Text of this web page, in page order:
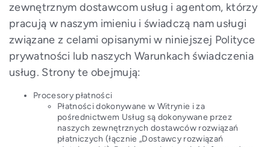
zewnętrznym dostawcom usług i agentom, którzy
pracują w naszym imieniu i świadczą nam usługi
związane z celami opisanymi w niniejszej Polityce
prywatności lub naszych Warunkach świadczenia
usług. Strony te obejmują:
Procesory płatności
Płatności dokonywane w Witrynie i za
pośrednictwem Usług są dokonywane przez
naszych zewnętrznych dostawców rozwiązań
płatniczych (łącznie „Dostawcy rozwiązań